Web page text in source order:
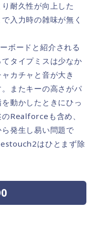
耐久性が向上した
入力時の雑味が無く
ボードと紹介される
タイプミスは少なか
カチャと音が大き
またキーの高さがパ
動かしたときにひっ
Realforceも含め、
発生し易い問題で
はひとまず除